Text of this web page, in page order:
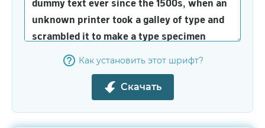
Как установить этот шрифт?
Скачать